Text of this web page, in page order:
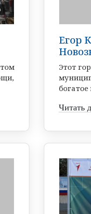
Егор
Этот
богатое
Читать